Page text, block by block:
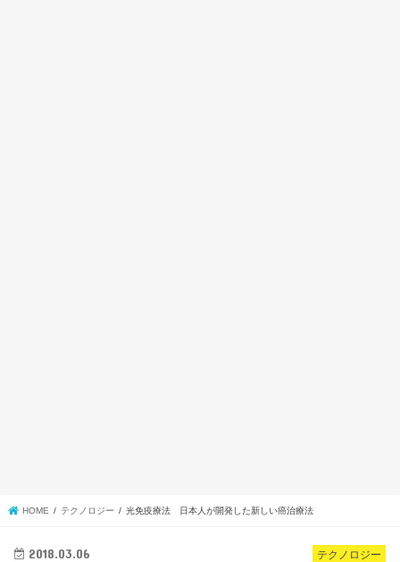
HOME テクノロジー 光免疫療法 日本人が開発した新しい癌治療法
テクノロジー
2018.03.06